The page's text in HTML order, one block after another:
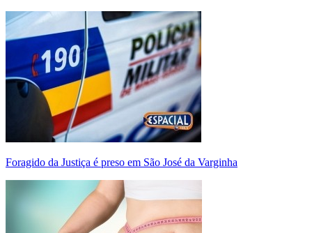
Foragido da Justiça é preso em São José da Varginha